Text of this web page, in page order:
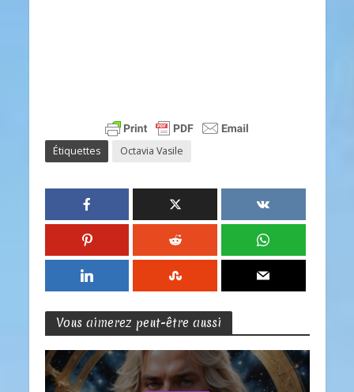
Étiquettes Octavia Vasile
Vous aimerez peut-être aussi